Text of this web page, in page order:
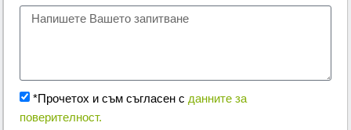
*Прочетох и съм съгласен сданните за
поверителност.